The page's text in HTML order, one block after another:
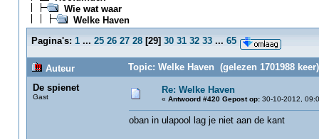
Wie wat waar
Welke Haven
Pagina's: 1 ... 25 26 27 28 [29] 30 31 32 33 ... 65
Auteur
Topic: Welke Haven (gelezen 1701988 keer)
De spienet
Gast
Re: Welke Haven
« Antwoord #420 Gepost op: 30-10-2012,
oban in ulapool lag je niet aan de kant